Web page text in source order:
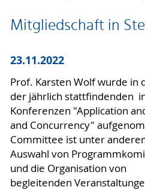
Mitgliedschaft in
23.11.2022
Prof. Karsten Wolf wurde in
der jährlich stattfindenden
Konferenzen "Application
and Concurrency"
Committee ist unter
Auswahl von
und die Organisation von
begleitenden